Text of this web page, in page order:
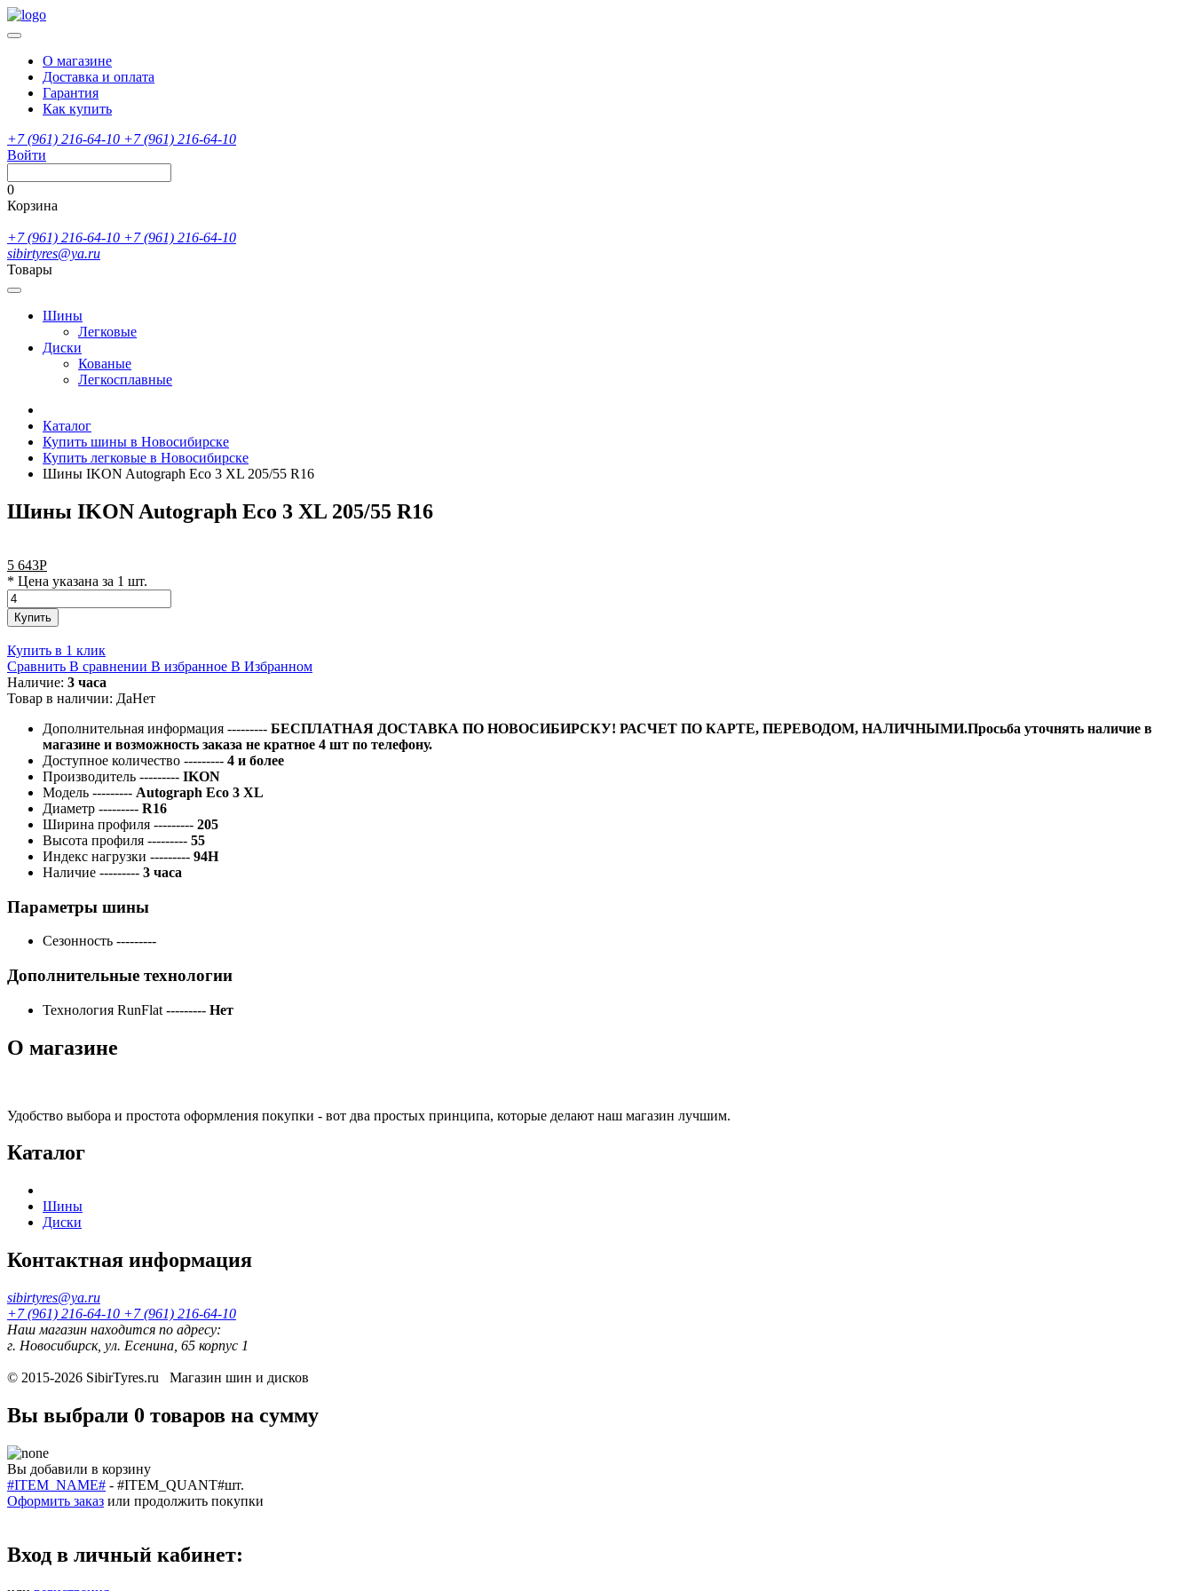
О магазине
Доставка и оплата
Гарантия
Как купить
+7 (961) 216-64-10 +7 (961) 216-64-10
Войти
0
Корзина
+7 (961) 216-64-10 +7 (961) 216-64-10
sibirtyres@ya.ru
Товары
Шины
Легковые
Диски
Кованые
Легкосплавные
Каталог
Купить шины в Новосибирске
Купить легковые в Новосибирске
Шины IKON Autograph Eco 3 XL 205/55 R16
Шины IKON Autograph Eco 3 XL 205/55 R16
5 643Р
* Цена указана за 1 шт.
Купить
Купить в 1 клик
Сравнить В сравнении В избранное В Избранном
Наличие: 3 часа
Товар в наличии: ДаНет
Дополнительная информация --------- БЕСПЛАТНАЯ ДОСТАВКА ПО НОВОСИБИРСКУ! РАСЧЕТ ПО КАРТЕ, ПЕРЕВОДОМ, НАЛИЧНЫМИ.Просьба уточнять наличие в
магазине и возможность заказа не кратное 4 шт по телефону.
Доступное количество --------- 4 и более
Производитель --------- IKON
Модель --------- Autograph Eco 3 XL
Диаметр --------- R16
Ширина профиля --------- 205
Высота профиля --------- 55
Индекс нагрузки --------- 94H
Наличие --------- 3 часа
Параметры шины
Сезонность ---------
Дополнительные технологии
Технология RunFlat --------- Нет
О магазине
Удобство выбора и простота оформления покупки - вот два простых принципа, которые делают наш магазин лучшим.
Каталог
Шины
Диски
Контактная информация
sibirtyres@ya.ru
+7 (961) 216-64-10 +7 (961) 216-64-10
Наш магазин находится по адресу:
г. Новосибирск, ул. Есенина, 65 корпус 1
© 2015-2026 SibirTyres.ru Магазин шин и дисков
Вы выбрали 0 товаров на сумму
Вы добавили в корзину
#ITEM_NAME# - #ITEM_QUANT#шт.
Оформить заказ или продолжить покупки
Вход в личный кабинет: